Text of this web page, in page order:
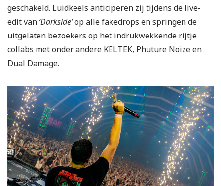
geschakeld. Luidkeels anticiperen zij tijdens de live-
edit van ‘Darkside’op alle fakedrops en springen de
uitgelaten bezoekers op het indrukwekkende rijtje
collabs met onder andere KELTEK, Phuture Noize en
Dual Damage.